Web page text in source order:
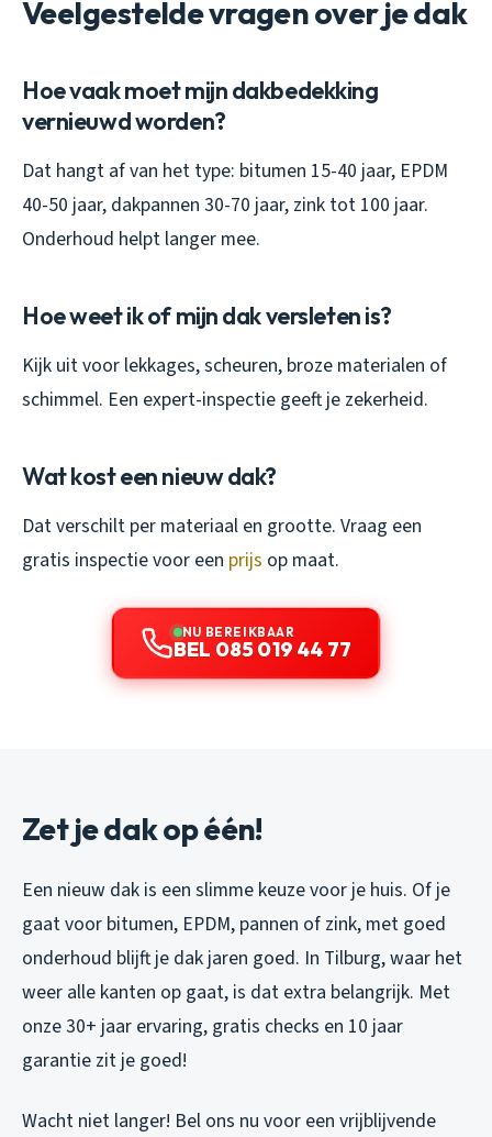
Veelgestelde vragen over je dak
Hoe vaak moet mijn dakbedekking
vernieuwd worden?
Dat hangt af van het type: bitumen 15-40 jaar, EPDM
40-50 jaar, dakpannen 30-70 jaar, zink tot 100 jaar.
Onderhoud helpt langer mee.
Hoe weet ik of mijn dak versleten is?
Kijk uit voor lekkages, scheuren, broze materialen of
schimmel. Een expert-inspectie geeft je zekerheid.
Wat kost een nieuw dak?
Dat verschilt per materiaal en grootte. Vraag een
gratis inspectie voor een prijs op maat.
NU BEREIKBAAR
BEL 085 019 44 77
Zet je dak op één!
Een nieuw dak is een slimme keuze voor je huis. Of je
gaat voor bitumen, EPDM, pannen of zink, met goed
onderhoud blijft je dak jaren goed. In Tilburg, waar het
weer alle kanten op gaat, is dat extra belangrijk. Met
onze 30+ jaar ervaring, gratis checks en 10 jaar
garantie zit je goed!
Wacht niet langer! Bel ons nu voor een vrijblijvende